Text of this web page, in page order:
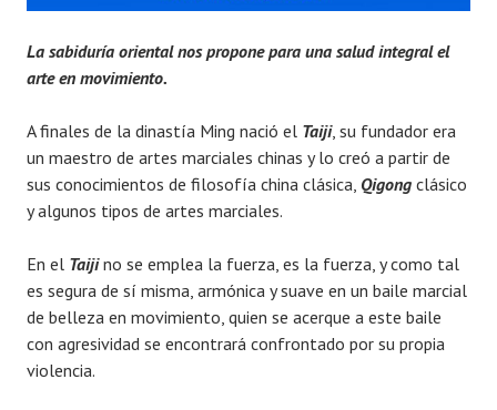
La sabiduría oriental nos propone para una salud integral el
arte en movimiento.
A finales de la dinastía Ming nació el Taiji, su fundador era
un maestro de artes marciales chinas y lo creó a partir de
sus conocimientos de filosofía china clásica, Qigong clásico
y algunos tipos de artes marciales.
En el Taijino se emplea la fuerza, es la fuerza, y como tal
es segura de sí misma, armónica y suave en un baile marcial
de belleza en movimiento, quien se acerque a este baile
con agresividad se encontrará confrontado por su propia
violencia.